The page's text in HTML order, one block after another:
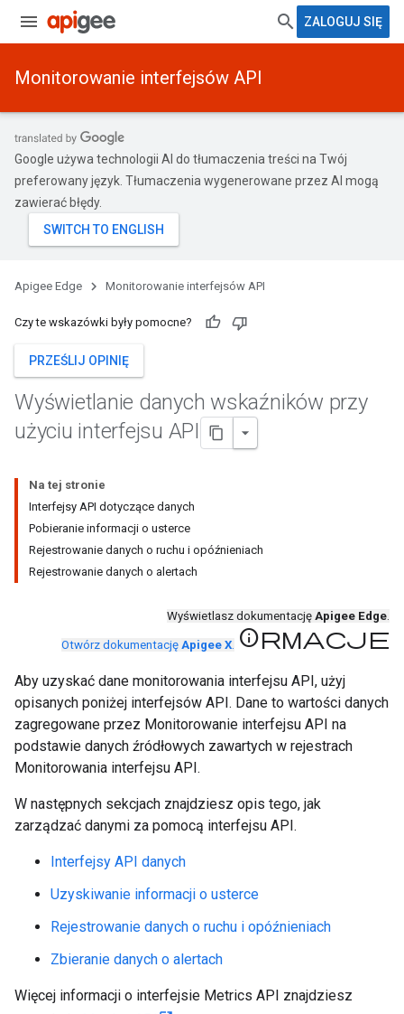
ZALOGUJ SIĘ
Monitorowanie interfejsów API
Google używa technologii AI do tłumaczenia treści na Twój
preferowany język. Tłumaczenia wygenerowane przez AI mogą
zawierać błędy.
Apigee Edge Monitorowanie interfejsów API
Czy te wskazówki były pomocne?
PRZEŚLIJ OPINIĘ
Wyświetlanie danych wskaźników przy
użyciu interfejsu API
Na tej stronie
Interfejsy API dotyczące danych
Pobieranie informacji o usterce
Rejestrowanie danych o ruchu i opóźnieniach
Rejestrowanie danych o alertach
Wyświetlasz dokumentację Apigee Edge.
Otwórz dokumentację Apigee X. Informacje
Aby uzyskać dane monitorowania interfejsu API, użyj
opisanych poniżej interfejsów API. Dane to wartości danych
zagregowane przez Monitorowanie interfejsu API na
podstawie danych źródłowych zawartych w rejestrach
Monitorowania interfejsu API.
W następnych sekcjach znajdziesz opis tego, jak
zarządzać danymi za pomocą interfejsu API.
Interfejsy API danych
Uzyskiwanie informacji o usterce
Rejestrowanie danych o ruchu i opóźnieniach
Zbieranie danych o alertach
Więcej informacji o interfejsie Metrics API znajdziesz